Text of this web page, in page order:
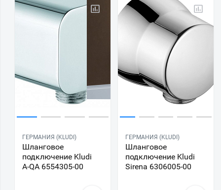
ГЕРМАНИЯ (KLUDI)
Шланговое
подключение Kludi
A-QA 6554305-00
ГЕРМАНИЯ (KLUDI)
Шланговое
подключение Kludi
Sirena 6306005-00